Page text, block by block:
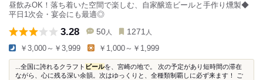
昼飲みOK！落ち着いた空間で楽しむ、自家醸造ビールと手作り燻製◆
平日1次会・宴会にも最適◎
3.28 50 人 1271 人
￥3,000～￥3,999 ￥1,000～￥1,999
...全国に誇れるクラフト ビールを、宮崎の地で。 次の予定があり短時間の滞在
ながら、心に残る深い余韻。次はゆっくりと、全種類制覇しに必ず来ます！ ご